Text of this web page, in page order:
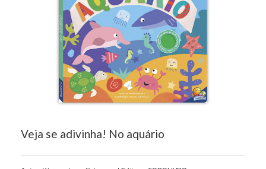
Veja se adivinha! No aquário